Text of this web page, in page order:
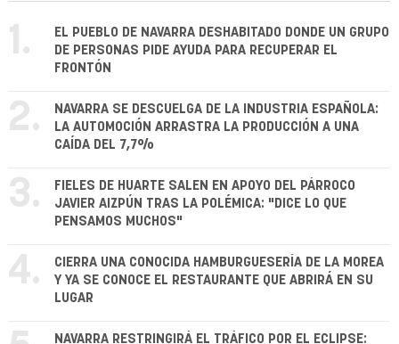
1.
EL PUEBLO DE NAVARRA DESHABITADO DONDE UN GRUPO
DE PERSONAS PIDE AYUDA PARA RECUPERAR EL
FRONTÓN
2.
NAVARRA SE DESCUELGA DE LA INDUSTRIA ESPAÑOLA:
LA AUTOMOCIÓN ARRASTRA LA PRODUCCIÓN A UNA
CAÍDA DEL 7,7%
3.
FIELES DE HUARTE SALEN EN APOYO DEL PÁRROCO
JAVIER AIZPÚN TRAS LA POLÉMICA: "DICE LO QUE
PENSAMOS MUCHOS"
4.
CIERRA UNA CONOCIDA HAMBURGUESERÍA DE LA MOREA
Y YA SE CONOCE EL RESTAURANTE QUE ABRIRÁ EN SU
LUGAR
NAVARRA RESTRINGIRÁ EL TRÁFICO POR EL ECLIPSE: